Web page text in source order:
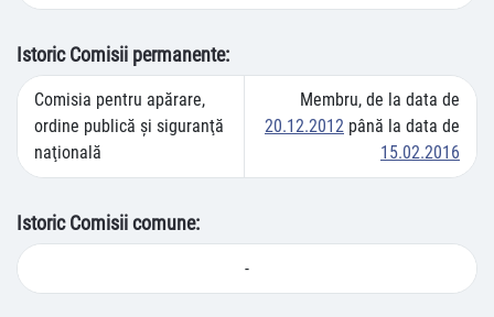
Istoric Comisii permanente:
Comisia pentru apărare,
ordine publică şi siguranţă
naţională
Membru, de la data de
20.12.2012 până la data de
15.02.2016
Istoric Comisii comune:
-